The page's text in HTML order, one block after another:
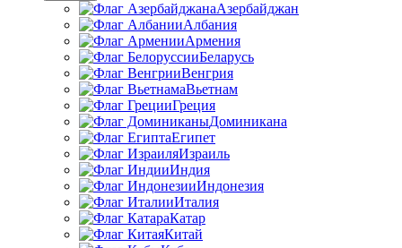
Азербайджан
Албания
Армения
Беларусь
Венгрия
Вьетнам
Греция
Доминикана
Египет
Израиль
Индия
Индонезия
Италия
Катар
Китай